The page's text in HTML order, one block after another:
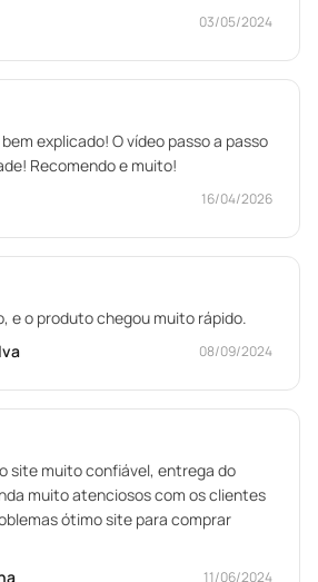
03/05/2024
explicado! O vídeo passo a passo
Recomendo e muito!
16/04/2026
e o produto chegou muito rápido.
08/09/2024
site muito confiável, entrega do
muito atenciosos com os clientes
ótimo site para comprar
11/06/2024